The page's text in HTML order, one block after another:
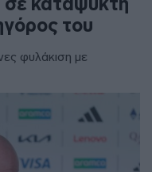
του
φυλάκιση με